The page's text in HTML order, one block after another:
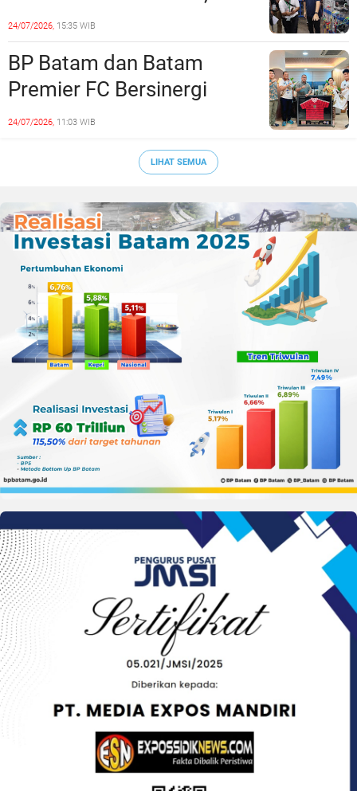
Siapkan Lulusan Siap Kerja
Era Digital
24/07/2026, 15:35 WIB
BP Batam dan Batam
Premier FC Bersinergi
Cetak Generasi Emas
24/07/2026, 11:03 WIB
LIHAT SEMUA